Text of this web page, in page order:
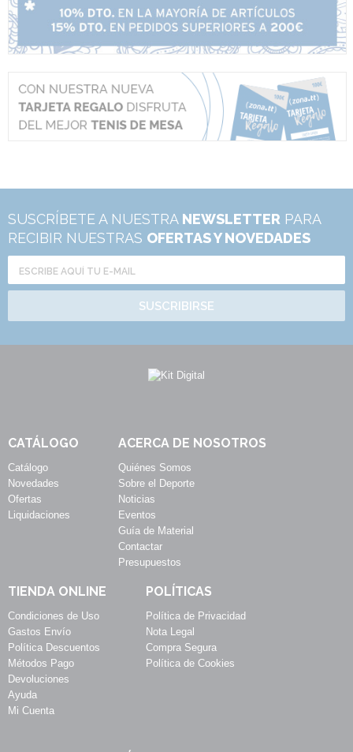
SUSCRÍBETE A NUESTRA NEWSLETTER PARA
RECIBIR NUESTRAS OFERTAS Y NOVEDADES
SUSCRIBIRSE
CATÁLOGO
Catálogo
Novedades
Ofertas
Liquidaciones
ACERCA DE NOSOTROS
Quiénes Somos
Sobre el Deporte
Noticias
Eventos
Guía de Material
Contactar
Presupuestos
TIENDA ONLINE
Condiciones de Uso
Gastos Envío
Política Descuentos
Métodos Pago
Devoluciones
Ayuda
Mi Cuenta
POLÍTICAS
Política de Privacidad
Nota Legal
Compra Segura
Política de Cookies